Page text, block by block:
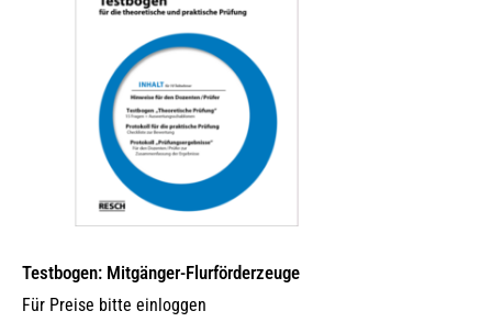
Testbogen: Mitgänger-Flurförderzeuge
Für Preise bitte einloggen